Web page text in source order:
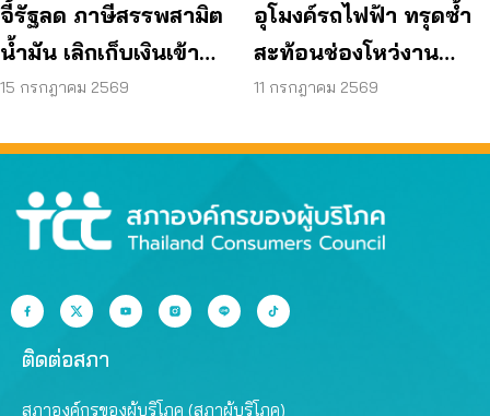
จี้รัฐลด ภาษีสรรพสามิต
น้ำมัน เลิกเก็บเงินเข้า
กองทุน เอื้อโรงกลั่น
15 กรกฎาคม 2569
อุโมงค์รถไฟฟ้า ทรุดซ้ำ
สะท้อนช่องโหว่งาน
ก่อสร้าง จี้ตรวจ
11 กรกฎาคม 2569
ติดต่อสภา
สภาองค์กรของผู้บริโภค (สภาผู้บริโภค)